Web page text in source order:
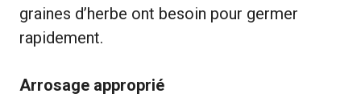
graines d’herbe ont besoin pour germer
rapidement.
Arrosage approprié